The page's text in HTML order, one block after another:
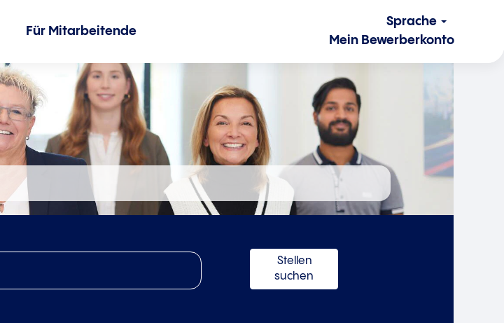
Für Mitarbeitende
Sprache
Mein Bewerberkonto